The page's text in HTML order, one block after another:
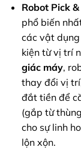
Robot Pick
phổ biến
các vật
kiện từ vị trí
giác máy,
thay đổi vị
đắt tiền để
(gắp từ
cho sự linh
lộn xộn.